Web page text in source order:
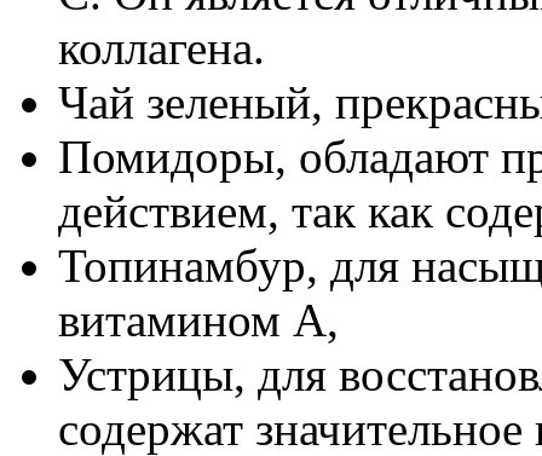
коллагена.
Чай зеленый,
Помидоры, обладают
действием, так как
Топинамбур, для
витамином А,
Устрицы, для
содержат